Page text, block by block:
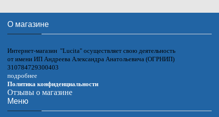
О магазине
Интернет-магазин "Lucita" осуществляет свою деятельность
от имени ИП Андреева Александра Анатольевича (ОГРНИП)
310784729300403
подробнее
Политика конфиденциальности
Отзывы о магазине
Меню